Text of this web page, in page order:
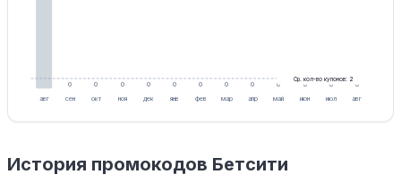
авг
0
сен
0
окт
0
ноя
0
дек
0
янв
0
фев
0
мар
0
апр
0
май
0
июн
0
июл
0
авг
Ср. кол-во купонов: 2
История промокодов Бетсити